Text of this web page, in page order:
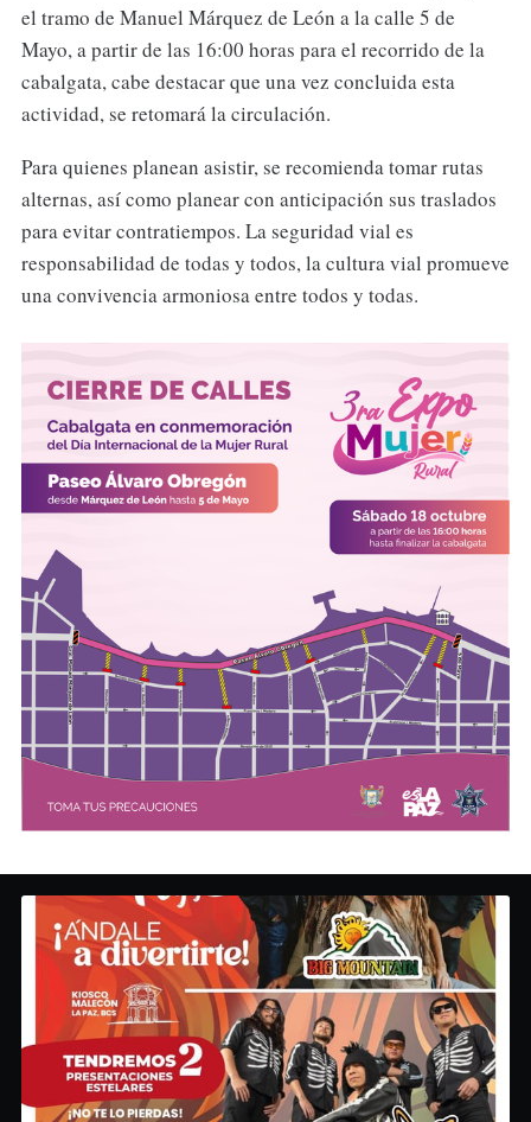
el tramo de Manuel Márquez de León a la calle 5 de
Mayo, a partir de las 16:00 horas para el recorrido de la
cabalgata, cabe destacar que una vez concluida esta
actividad, se retomará la circulación.
Para quienes planean asistir, se recomienda tomar rutas
alternas, así como planear con anticipación sus traslados
para evitar contratiempos. La seguridad vial es
responsabilidad de todas y todos, la cultura vial promueve
una convivencia armoniosa entre todos y todas.